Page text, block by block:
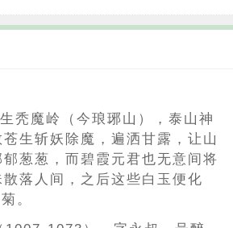
秃魔岭（今琅琊山），泰山神
生斩妖除魔，遍洒甘露，让山
葱葱，而碧霞元君也无意间将
落人间，之后这些白玉便化
。